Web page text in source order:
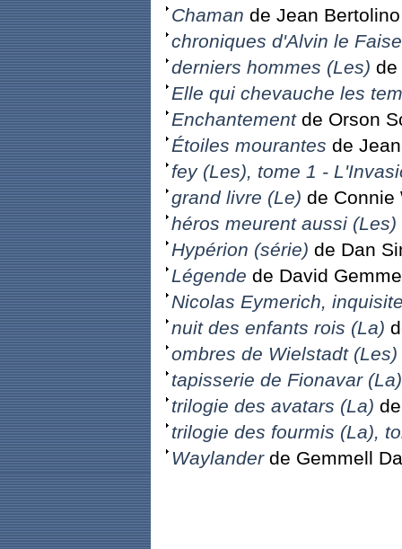
Chaman de Jean Bertolino
chroniques d'Alvin le
derniers hommes (Les) de
Elle qui chevauche les
Enchantementde Orson
Étoiles mourantes de
fey (Les), tome 1 -
grand livre (Le) de Connie
héros meurent aussi (Les)
Hypérion (série) de Dan
Légende de David
Nicolas Eymerich,
nuit des enfants rois (La)
ombres de Wielstadt (Les)
tapisserie de Fionavar
trilogie des avatars (La)
trilogie des fourmis (La),
Waylanderde Gemmell